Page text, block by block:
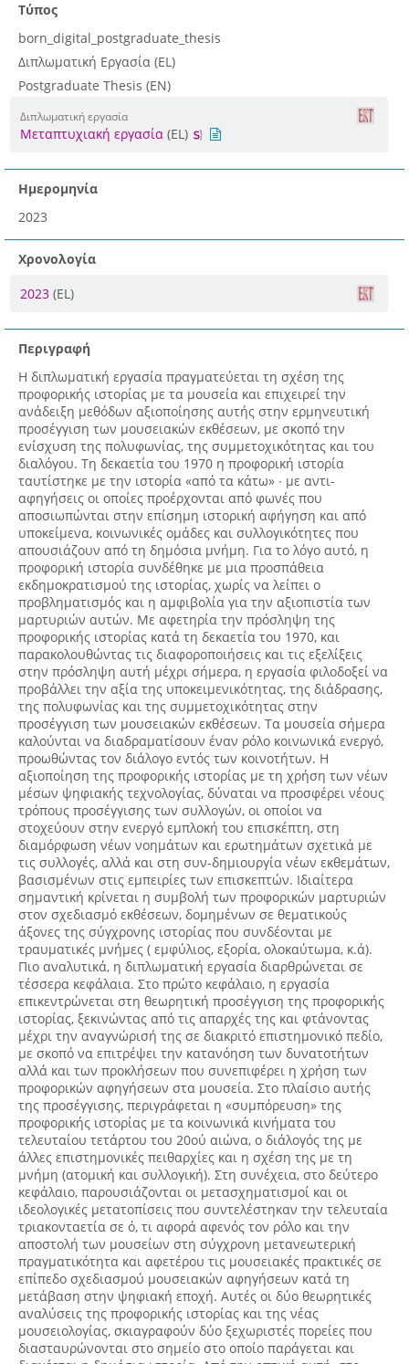
Τύπος
born_digital_postgraduate_thesis
Διπλωματική Εργασία (EL)
Postgraduate Thesis (EN)
Διπλωματική εργασία
Μεταπτυχιακή εργασία (EL)
Ημερομηνία
2023
Χρονολογία
2023 (EL)
Περιγραφή
Η διπλωματική εργασία πραγματεύεται τη σχέση της
προφορικής ιστορίας με τα μουσεία και επιχειρεί την
ανάδειξη μεθόδων αξιοποίησης αυτής στην ερμηνευτική
προσέγγιση των μουσειακών εκθέσεων, με σκοπό την
ενίσχυση της πολυφωνίας, της συμμετοχικότητας και του
διαλόγου. Τη δεκαετία του 1970 η προφορική ιστορία
ταυτίστηκε με την ιστορία «από τα κάτω» ∙ με αντι-
αφηγήσεις οι οποίες προέρχονται από φωνές που
αποσιωπώνται στην επίσημη ιστορική αφήγηση και από
υποκείμενα, κοινωνικές ομάδες και συλλογικότητες που
απουσιάζουν από τη δημόσια μνήμη. Για το λόγο αυτό, η
προφορική ιστορία συνδέθηκε με μια προσπάθεια
εκδημοκρατισμού της ιστορίας, χωρίς να λείπει ο
προβληματισμός και η αμφιβολία για την αξιοπιστία των
μαρτυριών αυτών. Με αφετηρία την πρόσληψη της
προφορικής ιστορίας κατά τη δεκαετία του 1970, και
παρακολουθώντας τις διαφοροποιήσεις και τις εξελίξεις
στην πρόσληψη αυτή μέχρι σήμερα, η εργασία φιλοδοξεί να
προβάλλει την αξία της υποκειμενικότητας, της διάδρασης,
της πολυφωνίας και της συμμετοχικότητας στην
προσέγγιση των μουσειακών εκθέσεων. Τα μουσεία σήμερα
καλούνται να διαδραματίσουν έναν ρόλο κοινωνικά ενεργό,
προωθώντας τον διάλογο εντός των κοινοτήτων. Η
αξιοποίηση της προφορικής ιστορίας με τη χρήση των νέων
μέσων ψηφιακής τεχνολογίας, δύναται να προσφέρει νέους
τρόπους προσέγγισης των συλλογών, οι οποίοι να
στοχεύουν στην ενεργό εμπλοκή του επισκέπτη, στη
διαμόρφωση νέων νοημάτων και ερωτημάτων σχετικά με
τις συλλογές, αλλά και στη συν-δημιουργία νέων εκθεμάτων,
βασισμένων στις εμπειρίες των επισκεπτών. Ιδιαίτερα
σημαντική κρίνεται η συμβολή των προφορικών μαρτυριών
στον σχεδιασμό εκθέσεων, δομημένων σε θεματικούς
άξονες της σύγχρονης ιστορίας που συνδέονται με
τραυματικές μνήμες ( εμφύλιος, εξορία, ολοκαύτωμα, κ.ά).
Πιο αναλυτικά, η διπλωματική εργασία διαρθρώνεται σε
τέσσερα κεφάλαια. Στο πρώτο κεφάλαιο, η εργασία
επικεντρώνεται στη θεωρητική προσέγγιση της προφορικής
ιστορίας, ξεκινώντας από τις απαρχές της και φτάνοντας
μέχρι την αναγνώρισή της σε διακριτό επιστημονικό πεδίο,
με σκοπό να επιτρέψει την κατανόηση των δυνατοτήτων
αλλά και των προκλήσεων που συνεπιφέρει η χρήση των
προφορικών αφηγήσεων στα μουσεία. Στο πλαίσιο αυτής
της προσέγγισης, περιγράφεται η «συμπόρευση» της
προφορικής ιστορίας με τα κοινωνικά κινήματα του
τελευταίου τετάρτου του 20ού αιώνα, ο διάλογός της με
άλλες επιστημονικές πειθαρχίες και η σχέση της με τη
μνήμη (ατομική και συλλογική). Στη συνέχεια, στο δεύτερο
κεφάλαιο, παρουσιάζονται οι μετασχηματισμοί και οι
ιδεολογικές μετατοπίσεις που συντελέστηκαν την τελευταία
τριακονταετία σε ό, τι αφορά αφενός τον ρόλο και την
αποστολή των μουσείων στη σύγχρονη μετανεωτερική
πραγματικότητα και αφετέρου τις μουσειακές πρακτικές σε
επίπεδο σχεδιασμού μουσειακών αφηγήσεων κατά τη
μετάβαση στην ψηφιακή εποχή. Αυτές οι δύο θεωρητικές
αναλύσεις της προφορικής ιστορίας και της νέας
μουσειολογίας, σκιαγραφούν δύο ξεχωριστές πορείες που
διασταυρώνονται στο σημείο στο οποίο παράγεται και